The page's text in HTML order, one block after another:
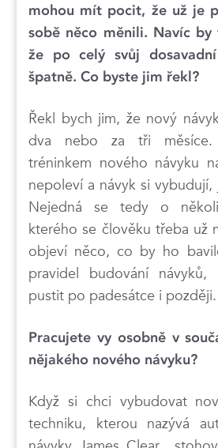
mohou mít pocit, že už je
sobě něco měnili. Navíc
že po celý svůj
špatně. Co byste jim řekl?
Řekl bych jim, že nový
dva nebo za tři
tréninkem nového návyku
nepoleví a návyk si
Nejedná se tedy o
kterého se člověku třeba už
objeví něco, co by ho
pravidel budování
pustit po padesátce i později.
Pracujete vy osobně v
nějakého nového návyku?
Když si chci vybudovat
techniku, kterou nazývá